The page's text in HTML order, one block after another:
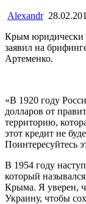
Alexandr
Крым юридически
заявил на
Артеменко.
«В 1920 году
долларов от
территорию,
этот кредит не
Поинтересуйтесь
В 1954 году
который
Крыма. Я уверен,
Украину, чтобы